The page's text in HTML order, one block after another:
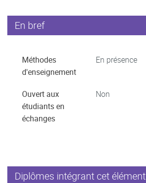
En bref
Méthodes
d'enseignement
En présence
Ouvert aux
étudiants en
échanges
Non
Diplômes intégrant cet élément